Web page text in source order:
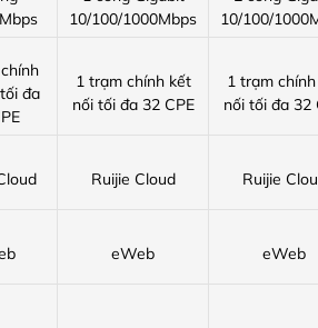
10/100/1000Mbps
10/100/
đa
1 trạm chính kết
nối tối đa 32 CPE
1 trạm
nối tối đa 32
Ruijie Cloud Ruijie
eWeb eWeb